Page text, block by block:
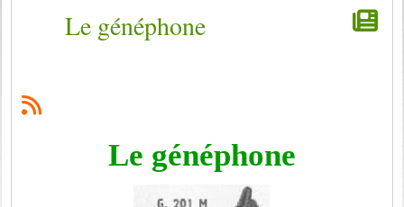
Le généphone
Le généphone